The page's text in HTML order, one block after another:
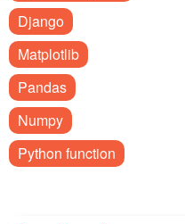
Django
Matplotlib
Pandas
Numpy
Python function